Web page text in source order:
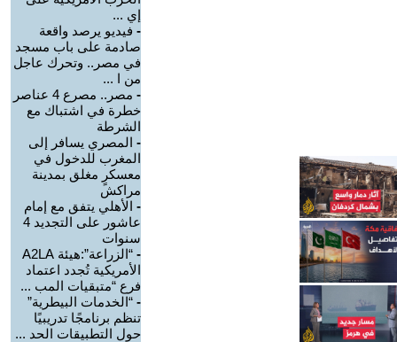
إي ...
- فيديو يرصد واقعة
صادمة على باب مسجد
في مصر.. وتحرك عاجل
من ا ...
-
مصر.. مصرع 4 عناصر
خطرة في اشتباك مع
الشرطة
- المصري يسافر إلى
المغرب للدخول في
معسكرٍ مغلق بمدينة
مراكش
- الأهلي يتفق مع إمام
عاشور على التجديد 4
سنوات
-
“الزراعة”:هيئة A2LA
الأمريكية تُجدد اعتماد
فرع “متبقيات المب ...
- “الخدمات البيطرية”
تنظم برنامجًا تدريبيًا
حول التطبيقات الحد ...